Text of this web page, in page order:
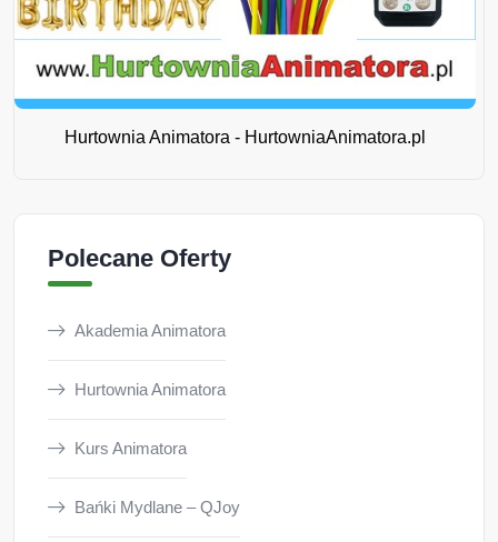
Hurtownia Animatora - HurtowniaAnimatora.pl
Polecane Oferty
Akademia Animatora
Hurtownia Animatora
Kurs Animatora
Bańki Mydlane – QJoy